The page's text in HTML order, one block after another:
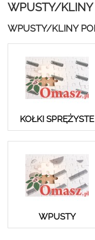
WPUSTY/KLINY
WPUSTY/KLINY
KOŁKI SPRĘŻYSTE
WPUSTY